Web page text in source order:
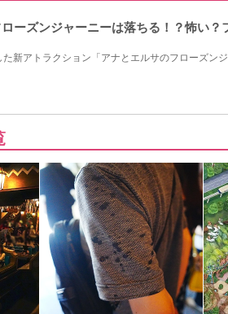
ーズンジャーニーは落ちる！？怖い
新アトラクション「アナとエルサのフローズン